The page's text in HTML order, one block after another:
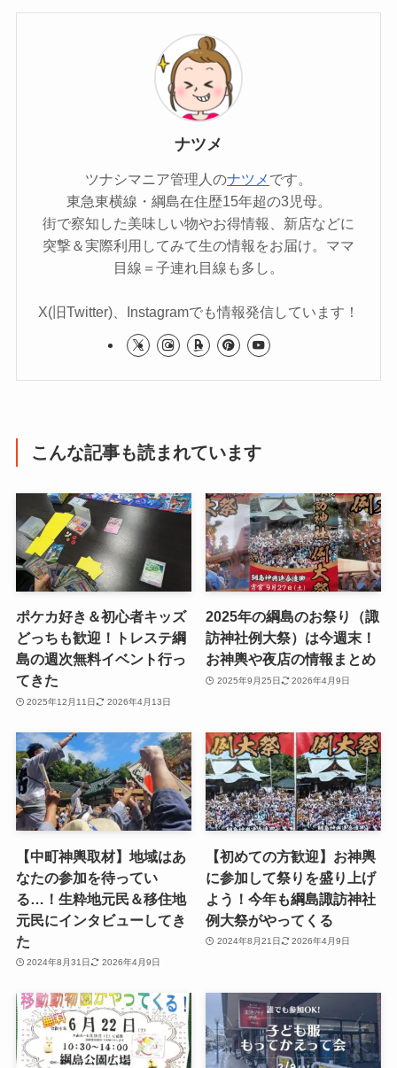
ナツメ
ツナシマニア管理人のナツメ です。
東急東横線・綱島在住歴15年超の3児母。
街で察知した美味しい物やお得情報、新店などに
突撃＆実際利用してみて生の情報をお届け。ママ
目線＝子連れ目線も多し。
X(旧Twitter)、Instagramでも情報発信しています！
こんな記事も読まれています
ポケカ好き＆初心者キッズ
どっちも歓迎！トレステ綱
島の週次無料イベント行っ
てきた
2025年12月11日 2026年4月13日
2025年の綱島のお祭り（諏
訪神社例大祭）は今週末！
お神輿や夜店の情報まとめ
2025年9月25日 2026年4月9日
【中町神輿取材】地域はあ
なたの参加を待ってい
る…！生粋地元民＆移住地
元民にインタビューしてき
た
2024年8月31日 2026年4月9日
【初めての方歓迎】お神輿
に参加して祭りを盛り上げ
よう！今年も綱島諏訪神社
例大祭がやってくる
2024年8月21日 2026年4月9日